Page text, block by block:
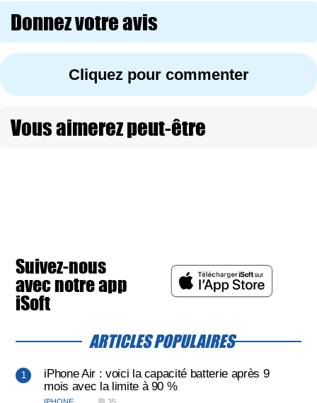
Donnez votre avis
Cliquez pour commenter
Vous aimerez peut-être
Suivez-nous
avec notre app
iSoft
ARTICLES POPULAIRES
iPhone Air : voici la capacité batterie après 9
mois avec la limite à 90 %